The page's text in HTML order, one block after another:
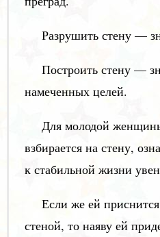
Разрушить стену —
Построить стену —
намеченных целей.
Для молодой
взбирается на стену,
к стабильной жизни
Если же ей
стеной, то наяву ей